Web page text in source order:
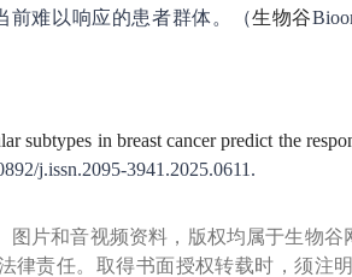
前难以响应的患者群体。（生物谷
subtypes in breast cancer predict the
j.issn.2095-3941.2025.0611.
图片和音视频资料，版权均属于生物谷
律责任。取得书面授权转载时，须注